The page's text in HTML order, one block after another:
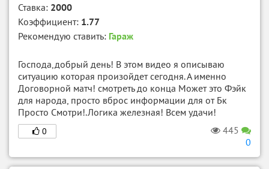
Ставка: 2000
Коэффициент: 1.77
Рекомендую ставить: Гараж
Господа,добрый день! В этом видео я описываю
ситуацию которая произойдет сегодня. А именно
Договорной матч! смотреть до конца Может это Фэйк
для народа, просто вброс информации для от Бк
Просто Смотри!.Логика железная! Всем удачи!
0
445
0